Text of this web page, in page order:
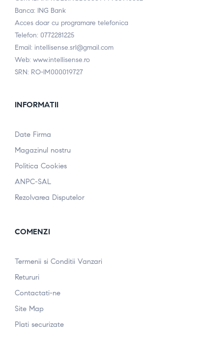
Banca: ING Bank
Acces doar cu programare telefonica
Telefon: 0772281225
Email: intellisense.srl@gmail.com
Web: www.intellisense.ro
SRN: RO-IM000019727
INFORMATII
Date Firma
Magazinul nostru
Politica Cookies
ANPC-SAL
Rezolvarea Disputelor
COMENZI
Termenii si Conditii Vanzari
Retururi
Contactati-ne
Site Map
Plati securizate